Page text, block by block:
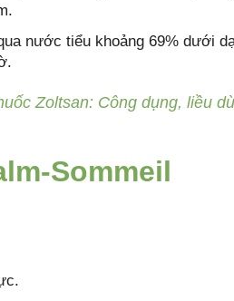
nước tiểu khoảng 69% dưới
Zoltsan: Công dụng, liều
Sommeil